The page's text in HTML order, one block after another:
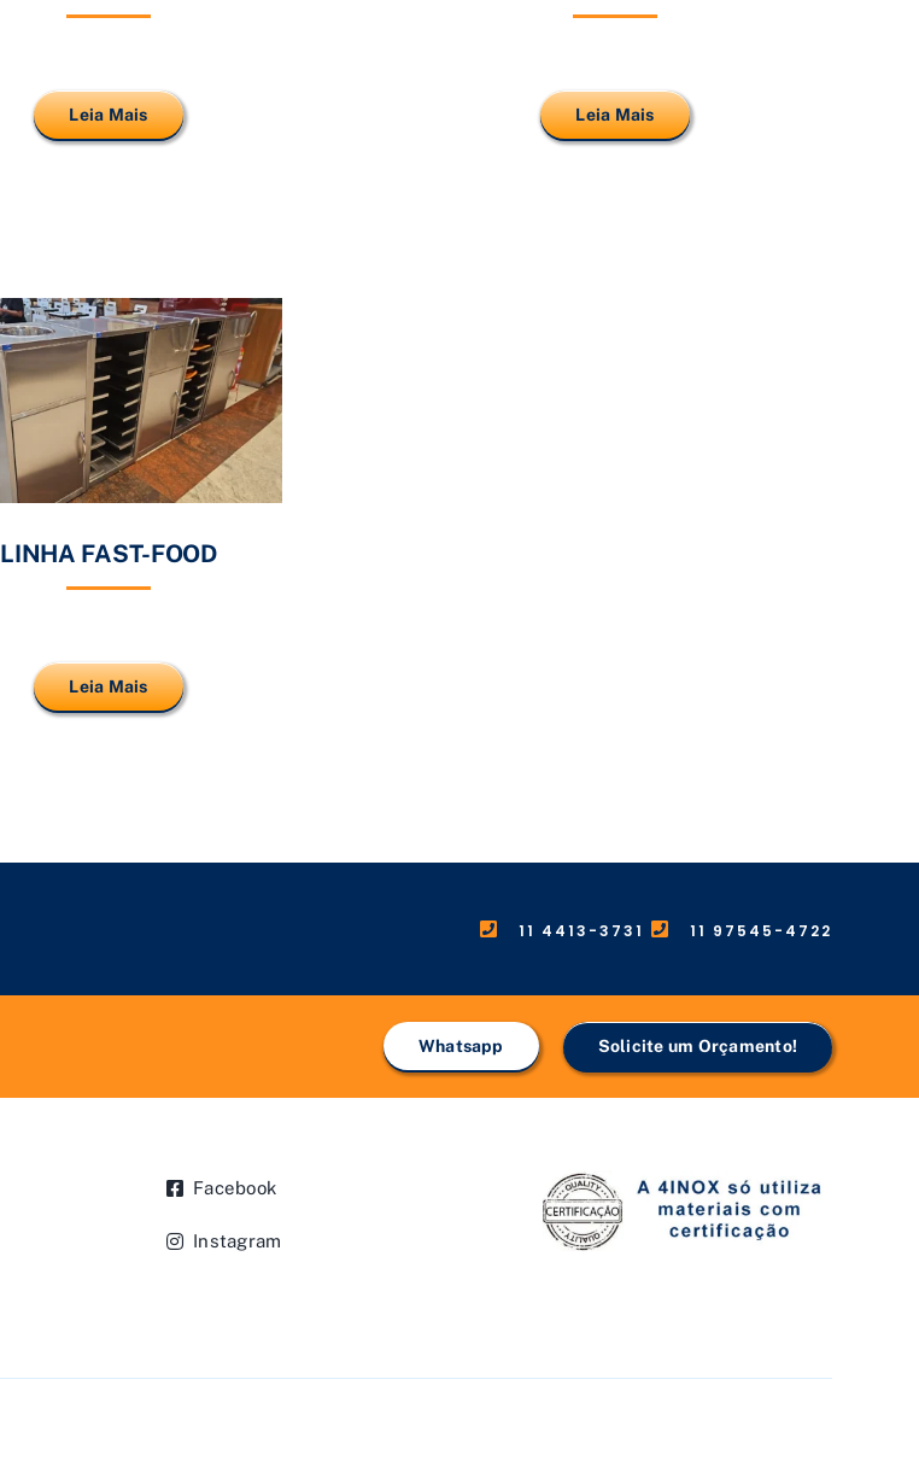
Leia Mais Leia Mais
LINHA FAST-FOOD
Leia Mais
11 4413-3731 11 97545-4722
Whatsapp Solicite um Orçamento!
Facebook
Instagram